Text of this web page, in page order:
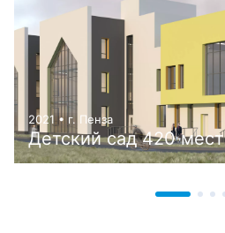
2021 • г. Пенза
Детский сад 420 мест